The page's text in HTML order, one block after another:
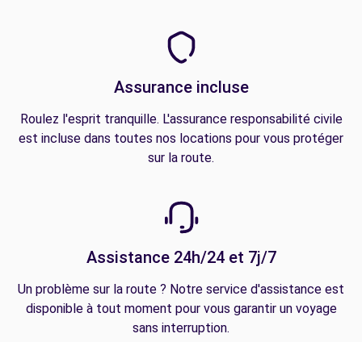
Assurance incluse
Roulez l'esprit tranquille. L'assurance responsabilité civile
est incluse dans toutes nos locations pour vous protéger
sur la route.
Assistance 24h/24 et 7j/7
Un problème sur la route ? Notre service d'assistance est
disponible à tout moment pour vous garantir un voyage
sans interruption.